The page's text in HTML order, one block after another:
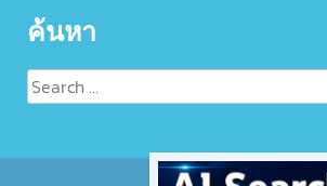
ค้นหา
Search
for: